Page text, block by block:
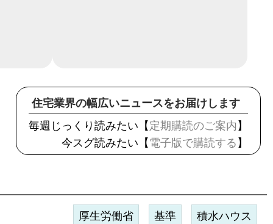
住宅業界の幅広いニュースをお届けします
毎週じっくり読みたい【 定期購読のご案内 】
今スグ読みたい【 電子版で購読する 】
厚生労働省 基準 積水ハウス